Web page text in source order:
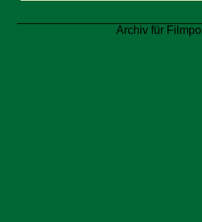
Archiv für